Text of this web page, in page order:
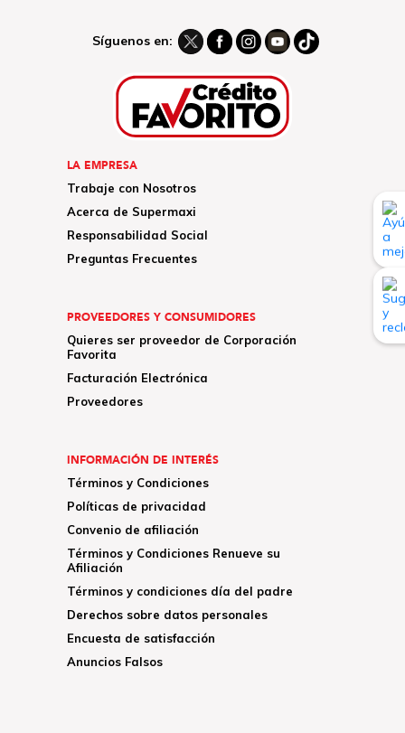
Síguenos en:
LA EMPRESA
Trabaje con Nosotros
Acerca de Supermaxi
Responsabilidad Social
Preguntas Frecuentes
PROVEEDORES Y CONSUMIDORES
Quieres ser proveedor de Corporación
Favorita
Facturación Electrónica
Proveedores
INFORMACIÓN DE INTERÉS
Términos y Condiciones
Políticas de privacidad
Convenio de afiliación
Términos y Condiciones Renueve su
Afiliación
Términos y condiciones día del padre
Derechos sobre datos personales
Encuesta de satisfacción
Anuncios Falsos